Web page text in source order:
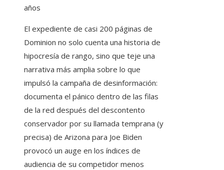
años
El expediente de casi 200 páginas de
Dominion no solo cuenta una historia de
hipocresía de rango, sino que teje una
narrativa más amplia sobre lo que
impulsó la campaña de desinformación:
documenta el pánico dentro de las filas
de la red después del descontento
conservador por su llamada temprana (y
precisa) de Arizona para Joe Biden
provocó un auge en los índices de
audiencia de su competidor menos